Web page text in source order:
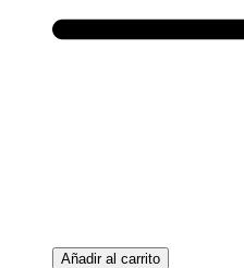
Añadir al carrito